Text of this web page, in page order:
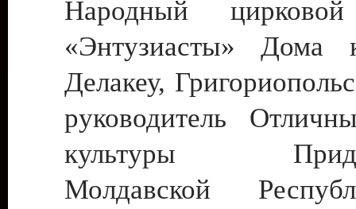
Народный цирковой
«Энтузиасты» Дома
Делакеу,
руководитель
культуры
Молдавской